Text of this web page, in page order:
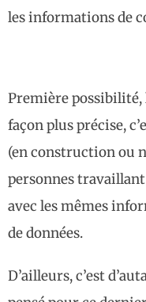
les informations de
Première possibilité,
façon plus précise,
(en construction ou
personnes
avec les mêmes
de données.
D’ailleurs, c’est